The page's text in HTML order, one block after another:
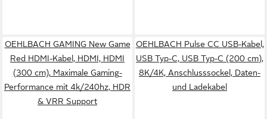
OEHLBACH GAMING New Game
Red HDMI-Kabel, HDMI, HDMI
(300 cm), Maximale Gaming-
Performance mit 4k/240hz, HDR
& VRR Support
OEHLBACH Pulse CC USB-Kabel,
USB Typ-C, USB Typ-C (200 cm),
8K/4K, Anschlusssockel, Daten-
und Ladekabel